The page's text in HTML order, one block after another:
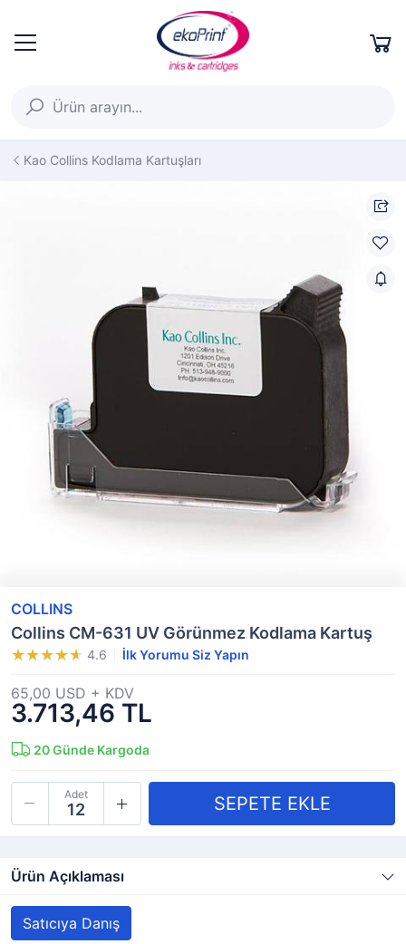
Kao Collins Kodlama Kartuşları
COLLINS
Collins CM-631 UV Görünmez Kodlama Kartuş
4.6 İlk Yorumu Siz Yapın
3.713,46 TL
65,00 USD + KDV
20Günde Kargoda
Adet
Ürün Açıklaması
Satıcıya Danış